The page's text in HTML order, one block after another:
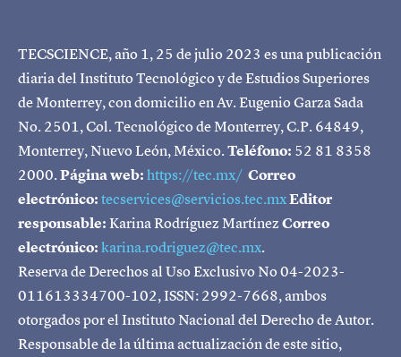
TECSCIENCE, año 1, 25 de julio 2023 es una publicación
diaria del Instituto Tecnológico y de Estudios Superiores
de Monterrey, con domicilio en Av. Eugenio Garza Sada
No. 2501, Col. Tecnológico de Monterrey, C.P. 64849,
Monterrey, Nuevo León, México.Teléfono: 52 81 8358
2000.Página web:https://tec.mx/ Correo
electrónico:tecservices@servicios.tec.mxEditor
responsable:Karina Rodríguez MartínezCorreo
electrónico:karina.rodriguez@tec.mx.
Reserva de Derechos al Uso Exclusivo No 04-2023-
011613334700-102, ISSN: 2992-7668, ambos
otorgados por el Instituto Nacional del Derecho de Autor.
Responsable de la última actualización de este sitio,